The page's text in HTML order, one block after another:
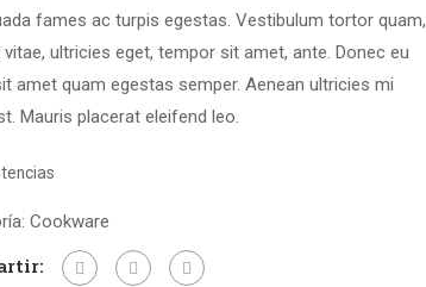
fames ac turpis egestas. Vestibulum tortor quam,
ultricies eget, tempor sit amet, ante. Donec eu
amet quam egestas semper. Aenean ultricies mi
Mauris placerat eleifend leo.
Cookware